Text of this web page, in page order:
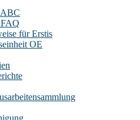
ABC
FAQ
für Erstis
OE